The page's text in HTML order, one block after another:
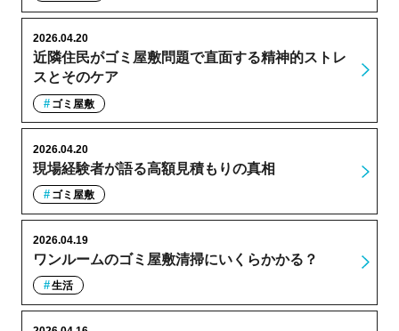
近隣住民がゴミ屋敷問題で直面する精神的ストレ
スとそのケア
2026.04.20
ゴミ屋敷
現場経験者が語る高額見積もりの真相
2026.04.20
ゴミ屋敷
ワンルームのゴミ屋敷清掃にいくらかかる？
2026.04.19
生活